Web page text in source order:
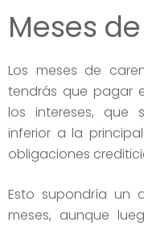
Meses
Los meses de
tendrás que pagar
los intereses, que
inferior a la
obligaciones
Esto supondría un
meses, aunque